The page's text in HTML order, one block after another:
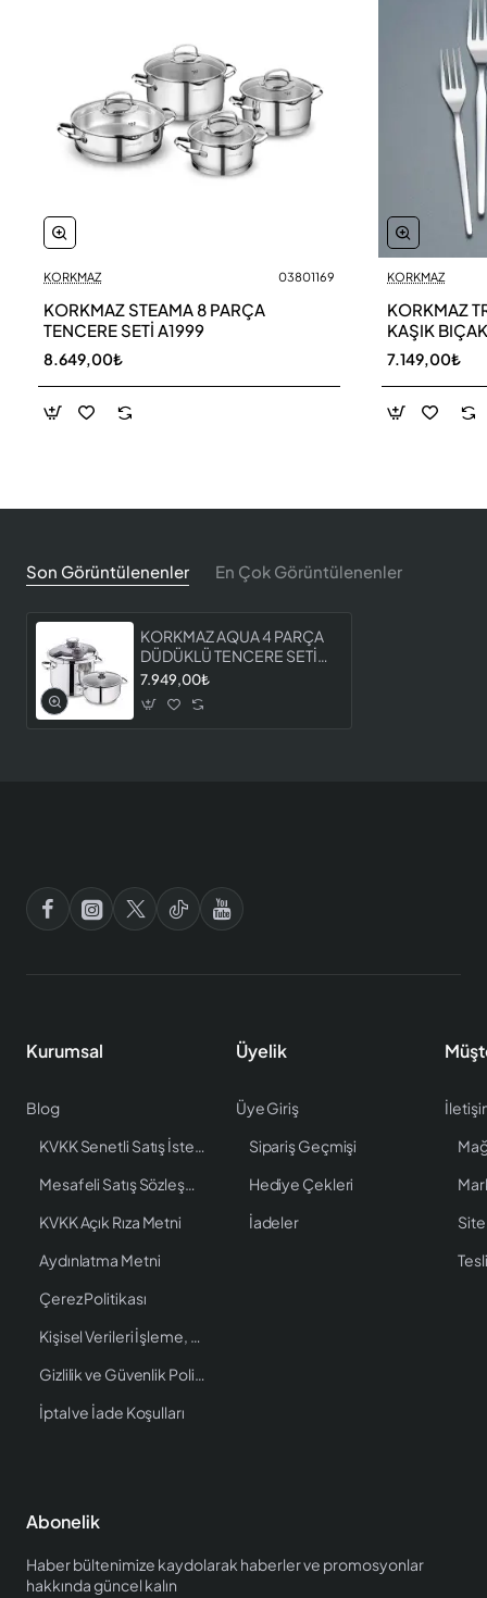
KORKMAZ 03801169
KORKMAZ STEAMA 8 PARÇA
TENCERE SETİ A1999
8.649,00₺
KORKMAZ
KORKMAZ
KAŞIK
7.149,00₺
Son Görüntülenenler En Çok Görüntülenenler
KORKMAZ AQUA 4 PARÇA
DÜDÜKLÜ TENCERE SETİ
A175
7.949,00₺
Kurumsal
Blog
KVKK Senetli Satış İstenen Bilgiler
Mesafeli Satış Sözleşmesi
KVKK Açık Rıza Metni
Aydınlatma Metni
Çerez Politikası
Kişisel Verileri İşleme, Saklama ve İmha Politikası
Gizlilik ve Güvenlik Politikası
İptal ve İade Koşulları
Üyelik
Üye Giriş
Sipariş Geçmişi
Hediye Çekleri
İadeler
Site
Abonelik
Haber bültenimize kaydolarak haberler ve promosyonlar
hakkında güncel kalın